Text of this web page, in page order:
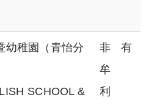
幼稚園（青怡分
SCHOOL &
非
牟
利
有